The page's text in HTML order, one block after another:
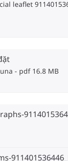
leaflet
pdf 16.8 MB